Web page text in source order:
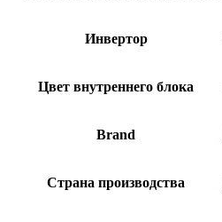
Инвертор
Цвет внутреннего блока
Brand
Страна производства